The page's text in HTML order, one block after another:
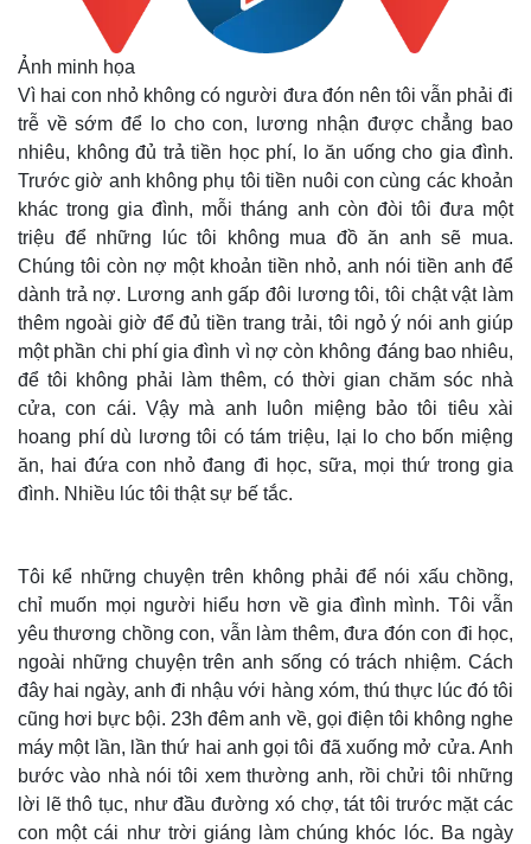
Cuộc sống đó đây
Hồ sơ
Ảnh
E-Magazine
Infographic
Ảnh minh họa
Vì hai con nhỏ không có người đưa đón nên tôi vẫn phải đi
trễ về sớm để lo cho con, lương nhận được chẳng bao
nhiêu, không đủ trả tiền học phí, lo ăn uống cho gia đình.
Trước giờ anh không phụ tôi tiền nuôi con cùng các khoản
khác trong gia đình, mỗi tháng anh còn đòi tôi đưa một
triệu để những lúc tôi không mua đồ ăn anh sẽ mua.
Chúng tôi còn nợ một khoản tiền nhỏ, anh nói tiền anh để
dành trả nợ. Lương anh gấp đôi lương tôi, tôi chật vật làm
thêm ngoài giờ để đủ tiền trang trải, tôi ngỏ ý nói anh giúp
một phần chi phí gia đình vì nợ còn không đáng bao nhiêu,
để tôi không phải làm thêm, có thời gian chăm sóc nhà
cửa, con cái. Vậy mà anh luôn miệng bảo tôi tiêu xài
hoang phí dù lương tôi có tám triệu, lại lo cho bốn miệng
ăn, hai đứa con nhỏ đang đi học, sữa, mọi thứ trong gia
đình. Nhiều lúc tôi thật sự bế tắc.
Tôi kể những chuyện trên không phải để nói xấu chồng,
chỉ muốn mọi người hiểu hơn về gia đình mình. Tôi vẫn
yêu thương chồng con, vẫn làm thêm, đưa đón con đi học,
ngoài những chuyện trên anh sống có trách nhiệm. Cách
đây hai ngày, anh đi nhậu với hàng xóm, thú thực lúc đó tôi
cũng hơi bực bội. 23h đêm anh về, gọi điện tôi không nghe
máy một lần, lần thứ hai anh gọi tôi đã xuống mở cửa. Anh
bước vào nhà nói tôi xem thường anh, rồi chửi tôi những
lời lẽ thô tục, như đầu đường xó chợ, tát tôi trước mặt các
con một cái như trời giáng làm chúng khóc lóc. Ba ngày